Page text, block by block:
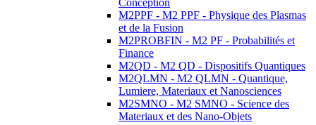
Conception
M2PPF - M2 PPF - Physique des Plasmas
et de la Fusion
M2PROBFIN - M2 PF - Probabilités et
Finance
M2QD - M2 QD - Dispositifs Quantiques
M2QLMN - M2 QLMN - Quantique,
Lumiere, Materiaux et Nanosciences
M2SMNO - M2 SMNO - Science des
Materiaux et des Nano-Objets